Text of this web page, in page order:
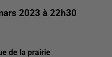
2023 à 22h30
de la prairie